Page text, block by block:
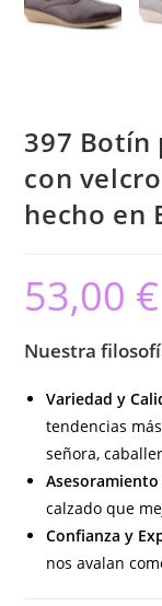
397 Botín
con
hecho en
53,00 €
Nuestra
Variedad y
tendencias
señora,
calzado que
Confianza y
nos avalan